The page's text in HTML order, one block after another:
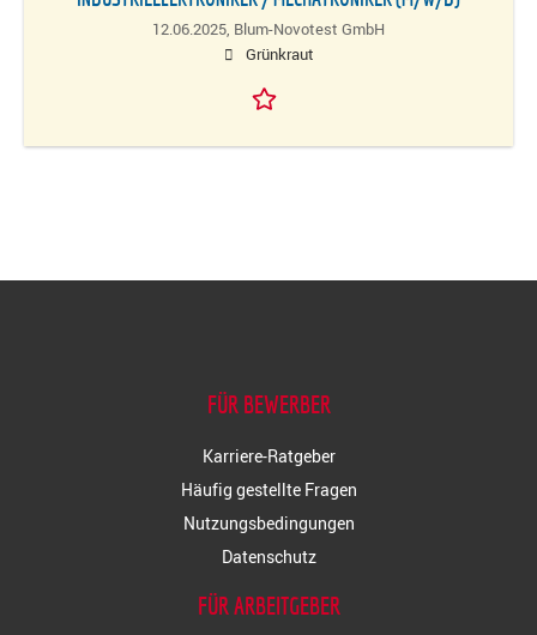
12.06.2025, Blum-Novotest GmbH
Grünkraut
FÜR BEWERBER
Karriere-Ratgeber
Häufig gestellte Fragen
Nutzungsbedingungen
Datenschutz
FÜR ARBEITGEBER